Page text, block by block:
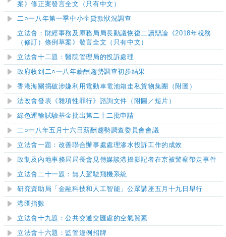
案》修正案發言全文（只有中文）
二○一八年第一季中小企貸款狀況調查
立法會：財經事務及庫務局局長動議恢復二讀辯論《2018年稅務
（修訂）條例草案》發言全文（只有中文）
立法會十二題：醫院管理局的投訴處理
政府收到二○一八年薪酬趨勢調查初步結果
香港海關搗破涉嫌利用電動車電池箱走私貨物集團（附圖）
法改會發表《雜項性罪行》諮詢文件 （附圖 ／短片 ）
綠色運輸試驗基金批出第二十二批申請
二○一八年五月十六日薪酬趨勢調查委員會會議
立法會一題：改善聯合辦事處處理滲水投訴工作的成效
政制及內地事務局局長會見傳媒談港攝影記者在京被警察帶走事件
立法會二十一題：無人駕駛飛機系統
研究資助局「金融科技和人工智能」公眾講座五月十九日舉行
港匯指數
立法會十九題：公共交通交匯處的空氣質素
立法會十六題：監管違例招牌